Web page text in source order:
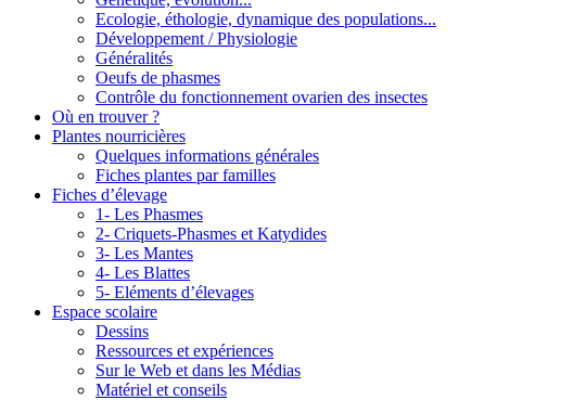
Ecologie, éthologie, dynamique des populations...
Développement / Physiologie
Généralités
Oeufs de phasmes
Contrôle du fonctionnement ovarien des insectes
Où en trouver ?
Plantes nourricières
Quelques informations générales
Fiches plantes par familles
Fiches d’élevage
1- Les Phasmes
2- Criquets-Phasmes et Katydides
3- Les Mantes
4- Les Blattes
5- Eléments d’élevages
Espace scolaire
Dessins
Ressources et expériences
Sur le Web et dans les Médias
Matériel et conseils